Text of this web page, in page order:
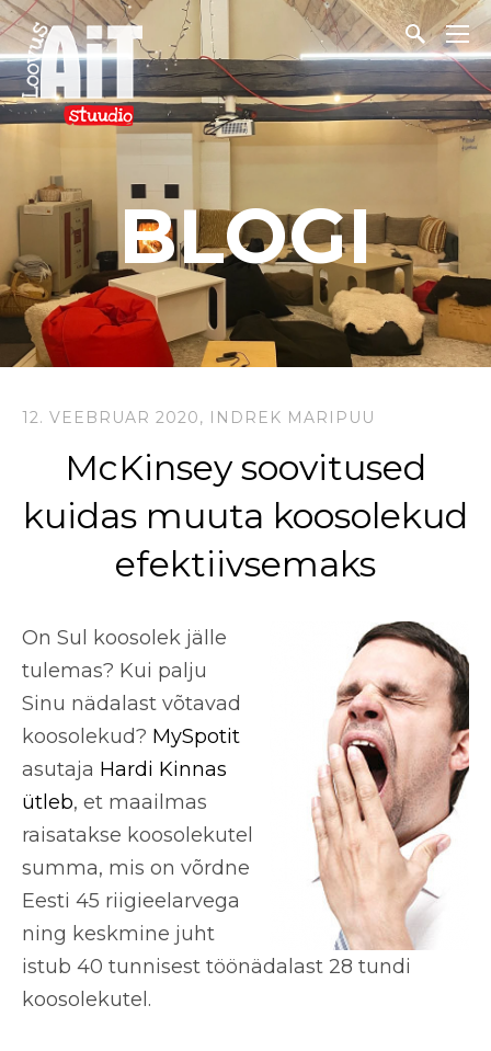
BLOGI
12. VEEBRUAR 2020, INDREK MARIPUU
McKinsey soovitused
kuidas muuta koosolekud
efektiivsemaks
On Sul koosolek jälle
tulemas? Kui palju
Sinu nädalast võtavad
koosolekud? MySpotit
asutaja Hardi Kinnas
ütleb, et maailmas
raisatakse koosolekutel
summa, mis on võrdne
Eesti 45 riigieelarvega
ning keskmine juht
istub 40 tunnisest töönädalast 28 tundi
koosolekutel.